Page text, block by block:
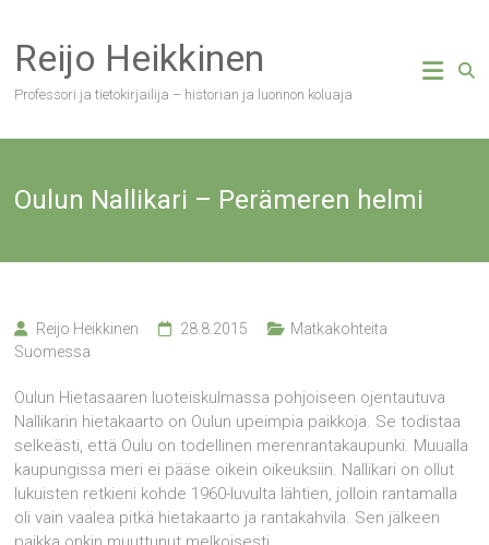
content
Reijo Heikkinen
Professori ja tietokirjailija – historian ja luonnon koluaja
Oulun Nallikari – Perämeren helmi
Reijo Heikkinen 28.8.2015
Matkakohteita
Suomessa
Oulun Hietasaaren luoteiskulmassa pohjoiseen ojentautuva
Nallikarin hietakaarto on Oulun upeimpia paikkoja. Se todistaa
selkeästi, että Oulu on todellinen merenrantakaupunki. Muualla
kaupungissa meri ei pääse oikein oikeuksiin. Nallikari on ollut
lukuisten retkieni kohde 1960-luvulta lähtien, jolloin rantamalla
oli vain vaalea pitkä hietakaarto ja rantakahvila. Sen jälkeen